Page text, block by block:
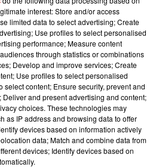
vos places pour le
Marché Gourmand 2026
!
- Gagnez vos entrées
le parc animalier de votre
!
interest: Store and/or access
limited data to select advertising; Create
Use profiles to select personalised
performance; Measure content
through statistics or combinations
Develop and improve services; Create
Use profiles to select personalised
select content; Ensure security, prevent and
Deliver and present advertising and content;
choices. These technologies may
as IP address and browsing data to offer
devices based on information actively
data; Match and combine data from
devices; Identify devices based on